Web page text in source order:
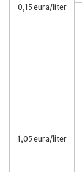
0,15 eura/liter
1,05 eura/liter